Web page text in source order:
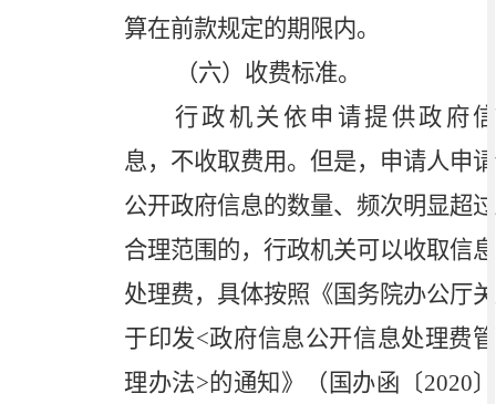
算在前款规定的期限内。
（六）收费标准。
行政机关依申请提供政府信
息，不收取费用。但是，申请人申请
公开政府信息的数量、频次明显超过
合理范围的，行政机关可以收取信息
处理费，具体按照《国务院办公厅关
于印发<政府信息公开信息处理费管
理办法>的通知》（国办函〔2020〕